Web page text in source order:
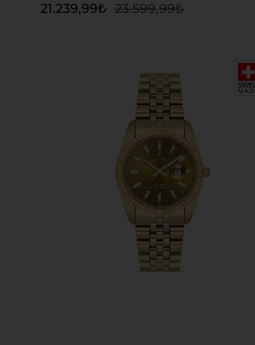
23.599,99₺
21.239,99₺